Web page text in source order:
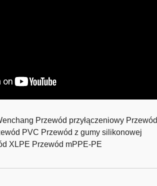
Przewód przyłączeniowy Przewód
PVC Przewód z gumy silikonowej
XLPE Przewód mPPE-PE